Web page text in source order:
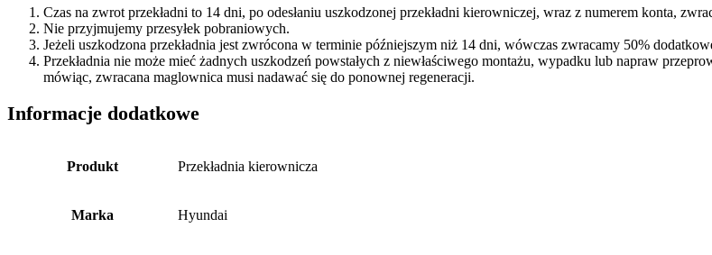
Czas na zwrot przekładni to 14 dni, po odesłaniu uszkodzonej przekładni kierowniczej, wraz z numerem konta,
Nie przyjmujemy przesyłek pobraniowych.
Jeżeli uszkodzona przekładnia jest zwrócona w terminie późniejszym niż 14 dni, wówczas zwracamy 50%
Przekładnia nie może mieć żadnych uszkodzeń powstałych z niewłaściwego montażu, wypadku lub napraw
mówiąc, zwracana maglownica musi nadawać się do ponownej regeneracji.
Informacje dodatkowe
Produkt Przekładnia kierownicza
Marka Hyundai